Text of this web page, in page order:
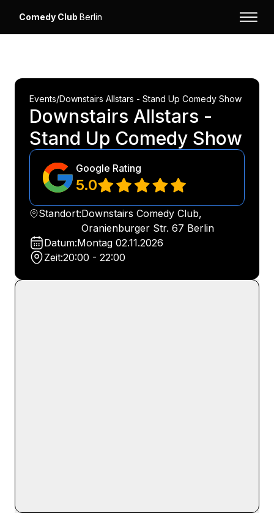
Comedy Club Berlin
Events/Downstairs Allstars - Stand Up Comedy Show
Downstairs Allstars -
Stand Up Comedy Show
Google Rating
5.0
Standort:Downstairs Comedy Club,
Oranienburger Str. 67 Berlin
Datum:Montag 02.11.2026
Zeit:20:00 - 22:00